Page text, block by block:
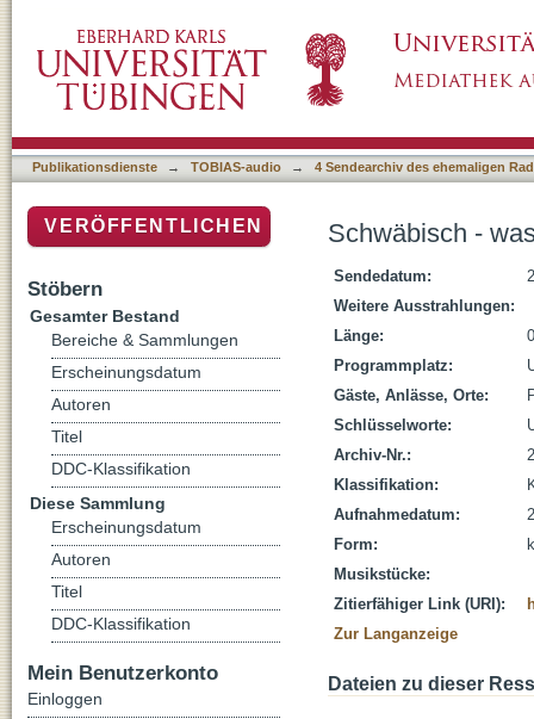
Publikationsdienste → TOBIAS-audio → 4 Sendearchiv des ehemaligen
Schwäbisch -
Sendedatum:
Weitere Ausstrahlungen:
Länge:
Programmplatz:
Gäste, Anlässe, Orte:
Schlüsselworte:
Archiv-Nr.:
Klassifikation:
Aufnahmedatum:
Form:
Musikstücke:
Zitierfähiger Link (URI):
Zur Langanzeige
Dateien zu dieser
VERÖFFENTLICHEN
Stöbern
Gesamter Bestand
Bereiche & Sammlungen
Erscheinungsdatum
Autoren
Titel
DDC-Klassifikation
Diese Sammlung
Erscheinungsdatum
Autoren
Titel
DDC-Klassifikation
Mein Benutzerkonto
Einloggen